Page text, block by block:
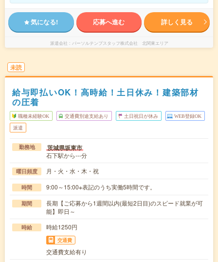
気になる! 応募へ進む 詳しく見る
派遣会社 パーソルテンプスタッフ株式会社 北関東エリア
未読
給与即払いOK！高時給！土日休み！建築部材
の圧着
職種未経験OK 交通費別途支給あり 土日祝日が休み WEB登録OK
派遣
勤務地 茨城県坂東市
石下駅から---分
曜日頻度 月・火・水・木・祝
時間 9:00～15:00※表記のうち実働5時間です。
期間
長期【ご応募から1週間以内(最短2日目)のスピード就業が可
能】即日～
時給 時給1250円
交通費
交通費支給有り